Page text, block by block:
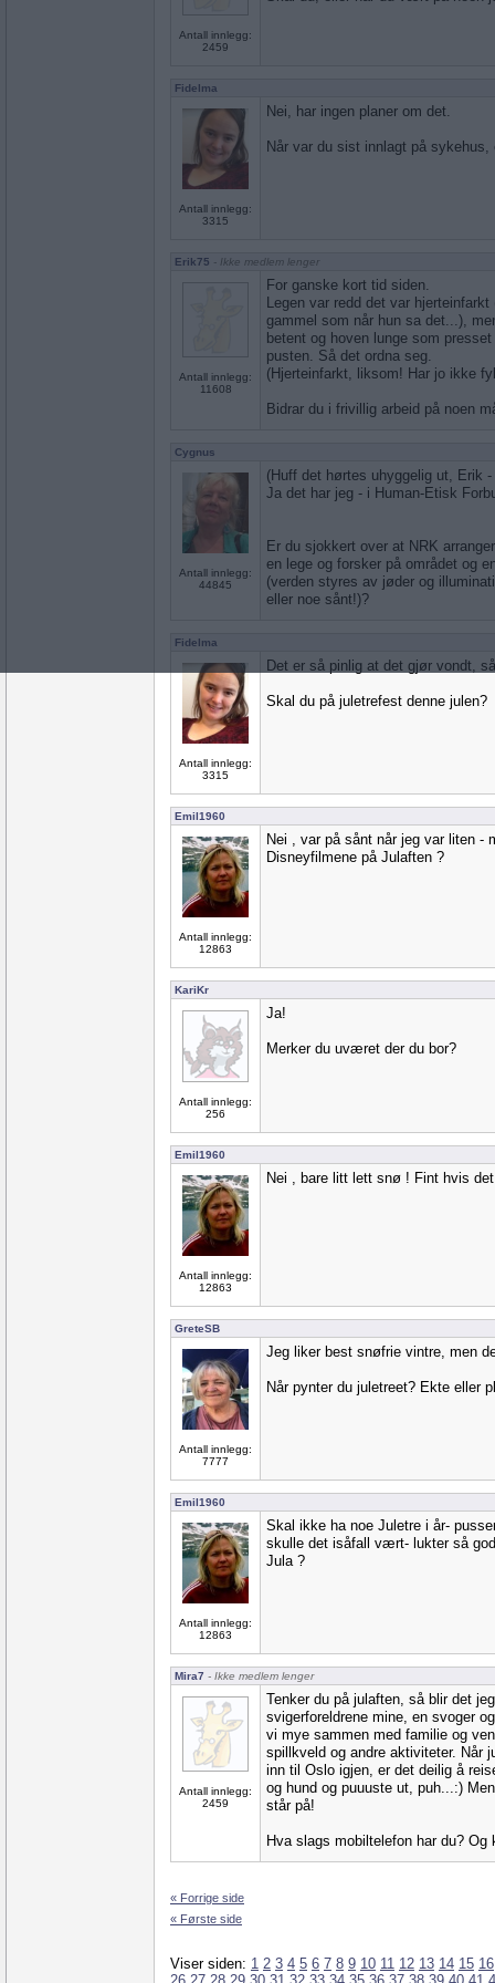
Antall innlegg:
2459
Fidelma
Antall innlegg:
3315
Nei, har ingen planer om det.
Når var du sist innlagt på sykehus,
Erik75 - Ikke medlem lenger
Antall innlegg:
11608
For ganske kort tid siden.
Legen var redd det var
gammel som når hun sa det...),
betent og hoven lunge som
pusten. Så det ordna seg.
(Hjerteinfarkt, liksom! Har jo ikke
Bidrar du i frivillig arbeid på noen
Cygnus
Antall innlegg:
44845
(Huff det hørtes uhyggelig ut, Erik
Ja det har jeg - i Human-Etisk
Er du sjokkert over at NRK
en lege og forsker på området og
(verden styres av jøder og
eller noe sånt!)?
Fidelma
Antall innlegg:
3315
Det er så pinlig at det gjør vondt,
Skal du på juletrefest denne julen?
Emil1960
Antall innlegg:
12863
Nei , var på sånt når jeg var liten -
Disneyfilmene på Julaften ?
KariKr
Antall innlegg:
256
Ja!
Merker du uværet der du bor?
Emil1960
Antall innlegg:
12863
Nei , bare litt lett snø ! Fint hvis
GreteSB
Antall innlegg:
7777
Jeg liker best snøfrie vintre, men
Når pynter du juletreet? Ekte eller
Emil1960
Antall innlegg:
12863
Skal ikke ha noe Juletre i år-
skulle det isåfall vært- lukter så
Jula ?
Mira7 - Ikke medlem lenger
Antall innlegg:
2459
Tenker du på julaften, så blir det
svigerforeldrene mine, en svoger
vi mye sammen med familie og
spillkveld og andre aktiviteter. Når
inn til Oslo igjen, er det deilig å
og hund og puuuste ut, puh...:)
står på!
Hva slags mobiltelefon har du?
« Forrige side
« Første side
Viser siden: 1 2 3 4 5 6 7 8 9 10 11 12 13 14 15 16